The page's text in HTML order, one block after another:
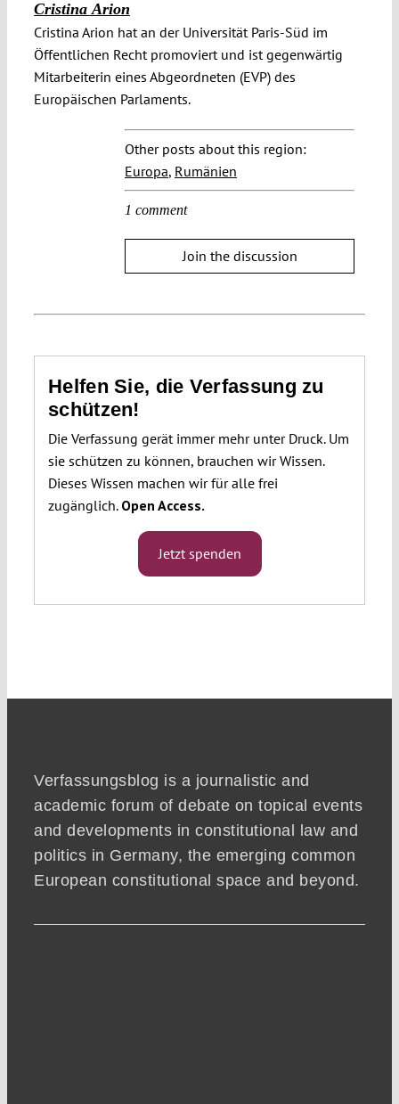
Cristina Arion
Cristina Arion hat an der Universität Paris-Süd im
Öffentlichen Recht promoviert und ist gegenwärtig
Mitarbeiterin eines Abgeordneten (EVP) des
Europäischen Parlaments.
Other posts about this region:
Europa, Rumänien
1 comment
Join the discussion
Helfen Sie, die Verfassung zu
schützen!
Die Verfassung gerät immer mehr unter Druck. Um
sie schützen zu können, brauchen wir Wissen.
Dieses Wissen machen wir für alle frei
zugänglich. Open Access.
Jetzt spenden
Verfassungsblog is a journalistic and
academic forum of debate on topical events
and developments in constitutional law and
politics in Germany, the emerging common
European constitutional space and beyond.